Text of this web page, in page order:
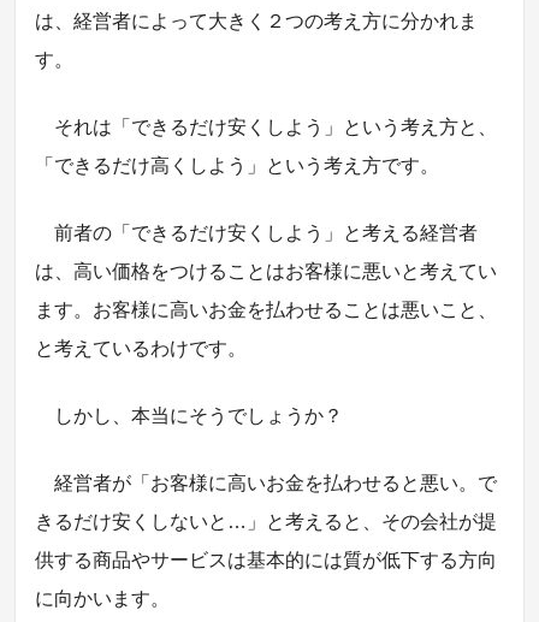
は、経営者によって大きく２つの考え方に分かれま
す。
それは「できるだけ安くしよう」という考え方と、
「できるだけ高くしよう」という考え方です。
前者の「できるだけ安くしよう」と考える経営者
は、高い価格をつけることはお客様に悪いと考えてい
ます。お客様に高いお金を払わせることは悪いこと、
と考えているわけです。
しかし、本当にそうでしょうか？
経営者が「お客様に高いお金を払わせると悪い。で
きるだけ安くしないと…」と考えると、その会社が提
供する商品やサービスは基本的には質が低下する方向
に向かいます。